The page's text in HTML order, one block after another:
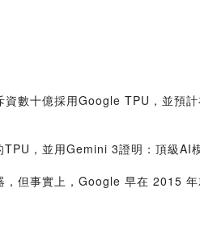
數十億採用Google TPU，並預
，並用Gemini 3證明：頂級AI
但事實上，Google 早在 2015